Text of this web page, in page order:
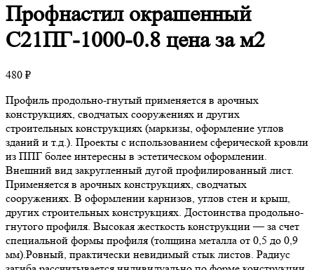
Профнастилокрашенный
С21ПГ-1000-0.8 цена за м2
480 ₽
Профиль продольно-гнутый применяется в арочных
конструкциях, сводчатых сооружениях и других
строительных конструкциях (маркизы, оформление углов
зданий и т.д.). Проекты с использованием сферической кровли
из ППГ более интересны в эстетическом оформлении.
Внешний вид закругленный дугой профилированный лист.
Применяется в арочных конструкциях, сводчатых
сооружениях. В оформлении карнизов, углов стен и крыш,
других строительных конструкциях. Достоинства продольно-
гнутого профиля. Высокая жесткость конструкции — за счет
специальной формы профиля (толщина металла от 0,5 до 0,9
мм).Ровный, практически невидимый стык листов. Радиус